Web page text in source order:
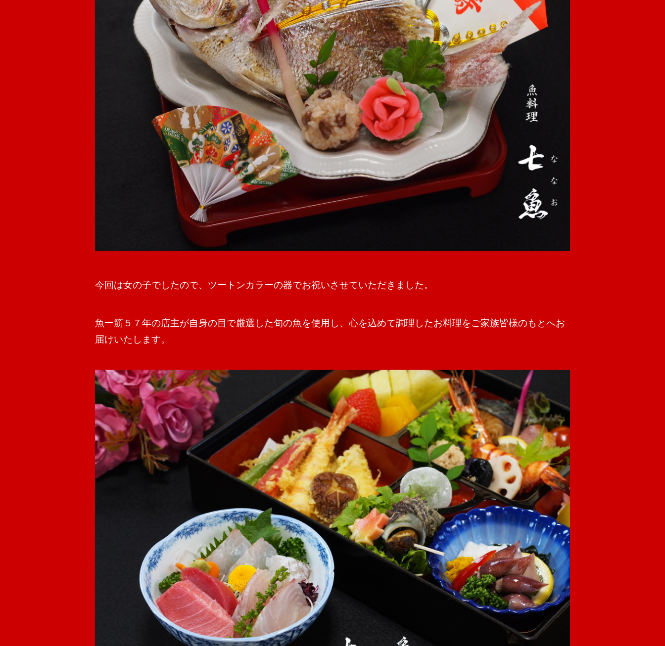
今回は女の子でしたので、ツートンカラーの器でお祝いさせていただきました。
魚一筋５７年の店主が自身の目で厳選した旬の魚を使用し、心を込めて調理したお料理をご家族皆様のもとへお
届けいたします。